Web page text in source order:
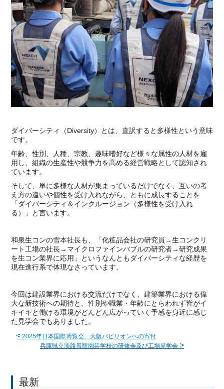
ダイバーシティ（Diversity）とは、直訳すると多様性という意味
です。
年齢、性別、人種、宗教、趣味嗜好など様々な属性の人材を雇
用し、組織の生産性や競争力を高める経営戦略として認知され
ています。
そして、単に多様な人材が集まっているだけでなく、互いの考
え方の違いや個性を受け入れながら、ともに成長することを
「ダイバーシティ＆インクルージョン（多様性を受け入れ
る）」と言います。
和泉生コンの雪本社長も、「化粧品会社の研究員→生コンクリ
ート工場の社長→マイクロファインバブルの研究者→研究成果
を生コン業界に応用」というなんともダイバーシティな経歴を
現在進行系で体現なさっています。
今回は建設業界における交流だけでなく、建築業界における偉
大な新技術への期待と、性別や職業・年齢にとらわれず皆がイ
キイキと働ける環境がどんどん広がっていく予感を身近に感じ
た見学会でもありました。
<2025年日本国際博覧会、大阪パビリオンへの寄付
兵庫県立淡路景観園芸学校の研修会及び工場見学会 >
最新